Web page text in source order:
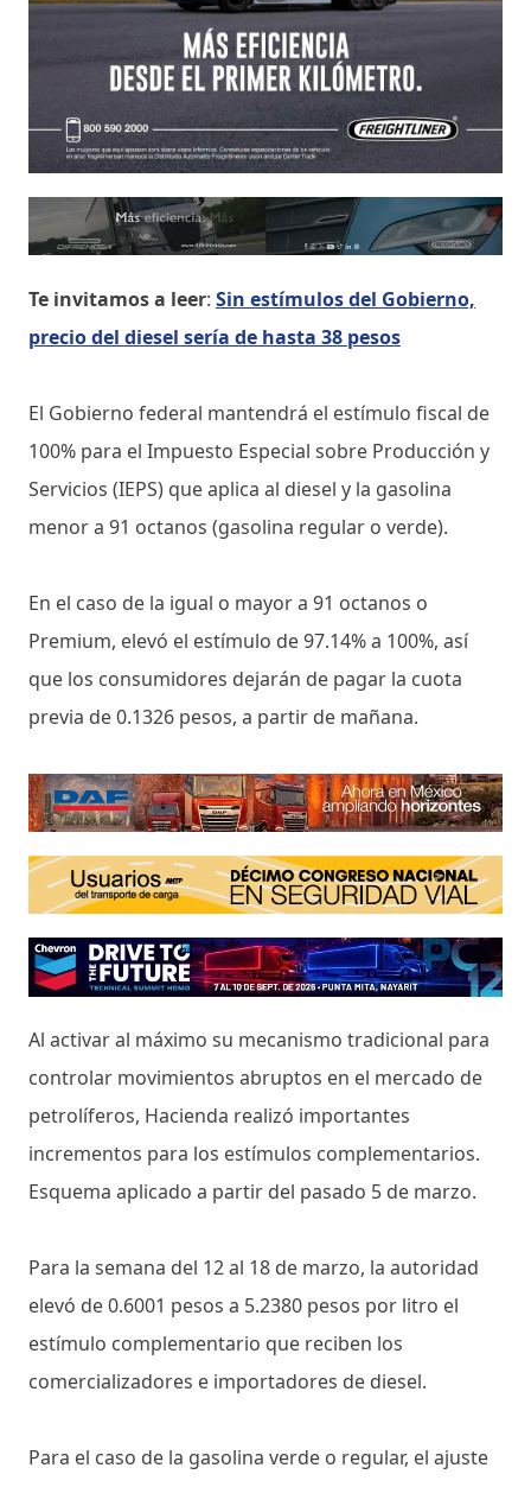
Te invitamos a leer: Sin estímulos del Gobierno,
precio del diesel sería de hasta 38 pesos
El Gobierno federal mantendrá el estímulo fiscal de
100% para el Impuesto Especial sobre Producción y
Servicios (IEPS) que aplica al diesel y la gasolina
menor a 91 octanos (gasolina regular o verde).
En el caso de la igual o mayor a 91 octanos o
Premium, elevó el estímulo de 97.14% a 100%, así
que los consumidores dejarán de pagar la cuota
previa de 0.1326 pesos, a partir de mañana.
Al activar al máximo su mecanismo tradicional para
controlar movimientos abruptos en el mercado de
petrolíferos, Hacienda realizó importantes
incrementos para los estímulos complementarios.
Esquema aplicado a partir del pasado 5 de marzo.
Para la semana del 12 al 18 de marzo, la autoridad
elevó de 0.6001 pesos a 5.2380 pesos por litro el
estímulo complementario que reciben los
comercializadores e importadores de diesel.
Para el caso de la gasolina verde o regular, el ajuste